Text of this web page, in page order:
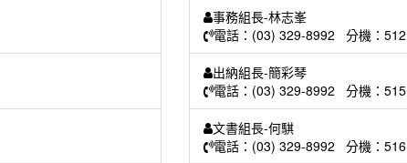
事務組長-林志峯
電話：(03) 329-8992 分機：512
出納組長-簡彩琴
電話：(03) 329-8992 分機：515
文書組長-何騏
電話：(03) 329-8992 分機：516